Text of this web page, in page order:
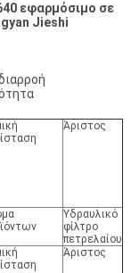
εφαρμόσιμο σε
Jieshi
Άριστος
Υδραυλικό
φίλτρο
πετρελαίου
Άριστος